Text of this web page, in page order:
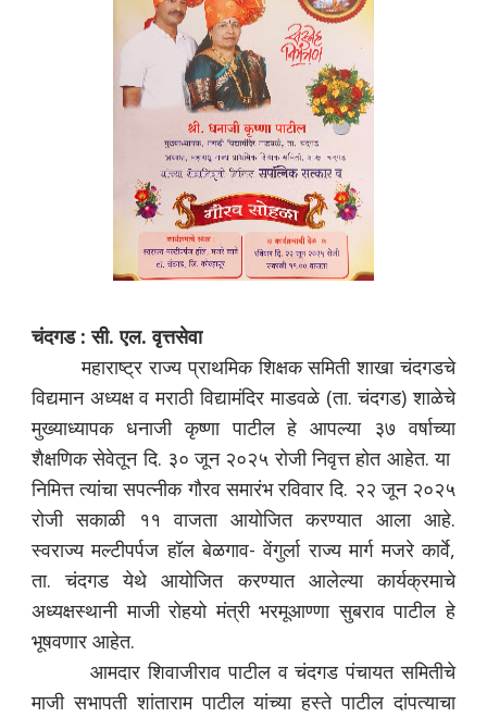
चंदगड : सी. एल. वृत्तसेवा
महाराष्ट्र राज्य प्राथमिक शिक्षक समिती शाखा चंदगडचे
विद्यमान अध्यक्ष व मराठी विद्यामंदिर माडवळे (ता. चंदगड) शाळेचे
मुख्याध्यापक धनाजी कृष्णा पाटील हे आपल्या ३७ वर्षाच्या
शैक्षणिक सेवेतून दि. ३० जून २०२५ रोजी निवृत्त होत आहेत. या
निमित्त त्यांचा सपत्नीक गौरव समारंभ रविवार दि. २२ जून २०२५
रोजी सकाळी ११ वाजता आयोजित करण्यात आला आहे.
स्वराज्य मल्टीपर्पज हॉल बेळगाव- वेंगुर्ला राज्य मार्ग मजरे कार्वे,
ता. चंदगड येथे आयोजित करण्यात आलेल्या कार्यक्रमाचे
अध्यक्षस्थानी माजी रोहयो मंत्री भरमूआण्णा सुबराव पाटील हे
भूषवणार आहेत.
आमदार शिवाजीराव पाटील व चंदगड पंचायत समितीचे
माजी सभापती शांताराम पाटील यांच्या हस्ते पाटील दांपत्याचा